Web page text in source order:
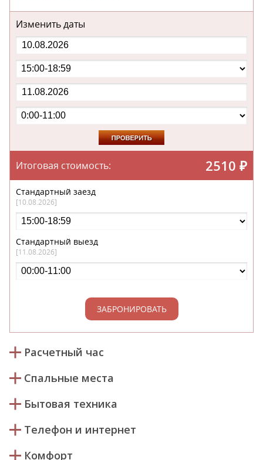
Изменить даты
Итоговая стоимость: 2510 ₽
Стандартный заезд
[10.08.2026]
Стандартный выезд
[11.08.2026]
ЗАБРОНИРОВАТЬ
Расчетный час
Спальные места
Бытовая техника
Телефон и интернет
Комфорт